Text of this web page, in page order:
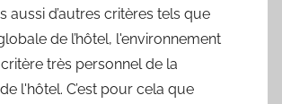
aussi d’autres critères tels que
de l’hôtel, l'environnement
très personnel de la
l'hôtel. C’est pour cela que